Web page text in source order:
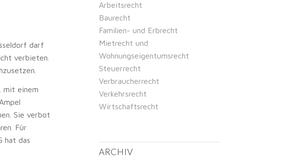
darf
verbieten.
mit einem
Sie verbot
Für
hat das
Arbeitsrecht
Baurecht
Familien- und Erbrecht
Mietrecht und
Wohnungseigentumsrecht
Steuerrecht
Verbraucherrecht
Verkehrsrecht
Wirtschaftsrecht
ARCHIV